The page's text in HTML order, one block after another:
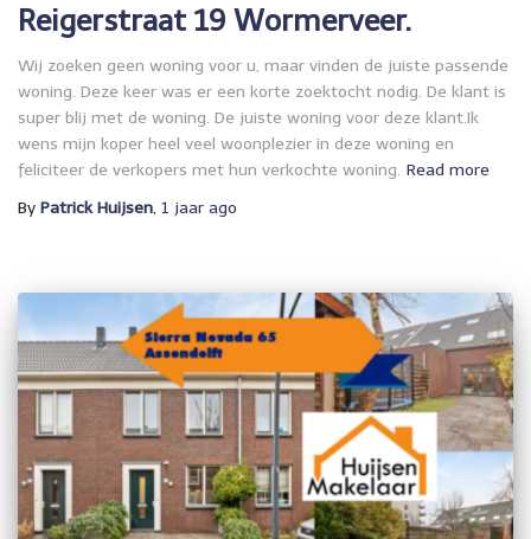
Reigerstraat 19 Wormerveer.
Wij zoeken geen woning voor u, maar vinden de juiste passende
woning. Deze keer was er een korte zoektocht nodig. De klant is
super blij met de woning. De juiste woning voor deze klant.Ik
wens mijn koper heel veel woonplezier in deze woning en
feliciteer de verkopers met hun verkochte woning. Read more
By Patrick Huijsen, 1 jaar ago